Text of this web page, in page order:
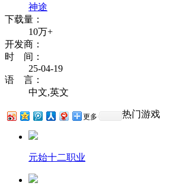
神途
下载量：
10万+
开发商：
时 间：
25-04-19
语 言：
中文,英文
更多 热门游戏
元始十二职业